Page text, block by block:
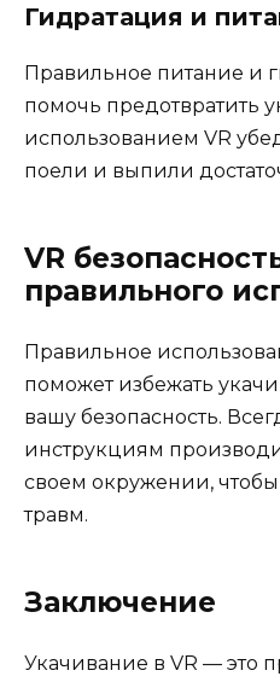
Гидратация и
Правильное питание и
помочь предотвратить
использованием VR
поели и выпили
VR
правильного
Правильное
поможет избежать
вашу безопасность.
инструкциям
своем окружении,
травм.
Заключение
Укачивание в VR — это